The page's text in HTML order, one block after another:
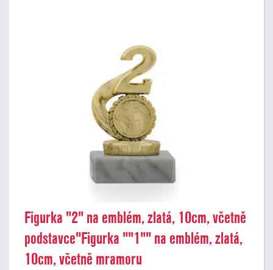
Figurka "2" na emblém, zlatá, 10cm, včetně
podstavce"Figurka ""1"" na emblém, zlatá,
10cm, včetně mramoru